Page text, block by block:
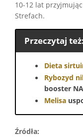
10-12 lat
Strefach.
Przeczytaj też:
Dieta
Rybozyd
booster
Melisa
Źródła: